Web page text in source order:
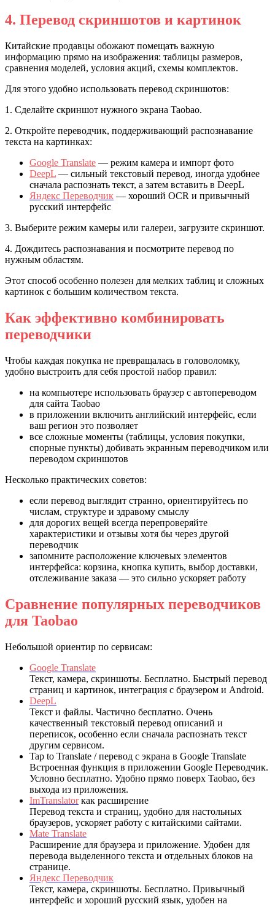
4. Перевод скриншотов и картинок
Китайские продавцы обожают помещать важную
информацию прямо на изображения: таблицы размеров,
сравнения моделей, условия акций, схемы комплектов.
Для этого удобно использовать перевод скриншотов:
1. Сделайте скриншот нужного экрана Taobao.
2. Откройте переводчик, поддерживающий распознавание
текста на картинках:
Google Translate — режим камера и импорт фото
DeepL — сильный текстовый перевод, иногда удобнее
сначала распознать текст, а затем вставить в DeepL
Яндекс Переводчик — хороший OCR и привычный
русский интерфейс
3. Выберите режим камеры или галереи, загрузите скриншот.
4. Дождитесь распознавания и посмотрите перевод по
нужным областям.
Этот способ особенно полезен для мелких таблиц и сложных
картинок с большим количеством текста.
Как эффективно комбинировать
переводчики
Чтобы каждая покупка не превращалась в головоломку,
удобно выстроить для себя простой набор правил:
на компьютере использовать браузер с автопереводом
для сайта Taobao
в приложении включить английский интерфейс, если
ваш регион это позволяет
все сложные моменты (таблицы, условия покупки,
спорные пункты) добивать экранным переводчиком или
переводом скриншотов
Несколько практических советов:
если перевод выглядит странно, ориентируйтесь по
числам, структуре и здравому смыслу
для дорогих вещей всегда перепроверяйте
характеристики и отзывы хотя бы через другой
переводчик
запомните расположение ключевых элементов
интерфейса: корзина, кнопка купить, выбор доставки,
отслеживание заказа — это сильно ускоряет работу
Сравнение популярных переводчиков
для Taobao
Небольшой ориентир по сервисам:
Google Translate
Текст, камера, скриншоты. Бесплатно. Быстрый перевод
страниц и картинок, интеграция с браузером и Android.
DeepL
Текст и файлы. Частично бесплатно. Очень
качественный текстовый перевод описаний и
переписок, особенно если сначала распознать текст
другим сервисом.
Tap to Translate / перевод с экрана в Google Translate
Встроенная функция в приложении Google Переводчик.
Условно бесплатно. Удобно прямо поверх Taobao, без
выхода из приложения.
ImTranslatorкак расширение
Перевод текста и страниц, удобно для настольных
браузеров, ускоряет работу с китайскими сайтами.
Mate Translate
Расширение для браузера и приложение. Удобен для
перевода выделенного текста и отдельных блоков на
странице.
Яндекс Переводчик
Текст, камера, скриншоты. Бесплатно. Привычный
интерфейс и хороший русский язык, удобен на